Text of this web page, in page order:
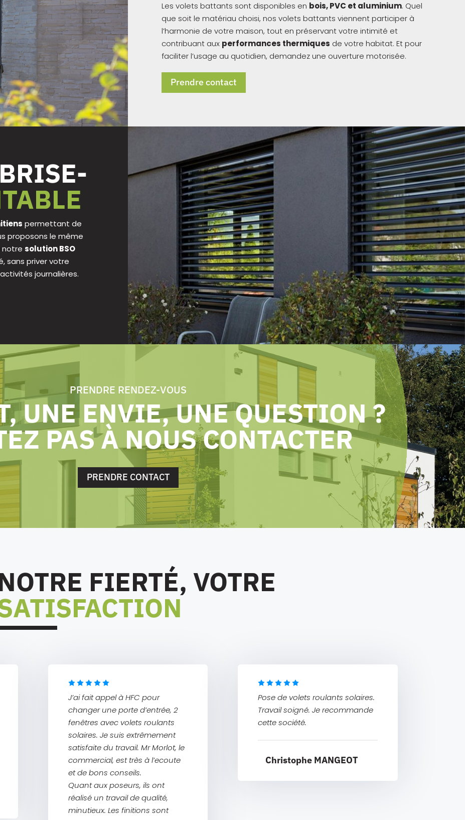
Les volets battants sont disponibles en bois, PVC et aluminium. Quel
que soit le matériau choisi, nos volets battants viennent participer à
l’harmonie de votre maison, tout en préservant votre intimité et
contribuant aux performances thermiques de votre habitat. Et pour
faciliter l’usage au quotidien, demandez une ouverture motorisée.
Prendre contact
permettant de
proposons le même
notresolution BSO
sans priver votre
journalières.
PRENDRE RENDEZ-VOUS
UNE ENVIE, UNE QUESTION ?
PAS À NOUS CONTACTER
PRENDRE CONTACT
FIERTÉ, VOTRE
J’ai fait appel à HFC pour
changer une porte d’entrée, 2
fenêtres avec volets roulants
solaires. Je suis extrêmement
satisfaite du travail. Mr Morlot, le
commercial, est très à l’ecoute
et de bons conseils.
Quant aux poseurs, ils ont
réalisé un travail de qualité,
minutieux. Les finitions sont
Pose de volets roulants solaires.
Travail soigné. Je recommande
cette société.
Christophe MANGEOT